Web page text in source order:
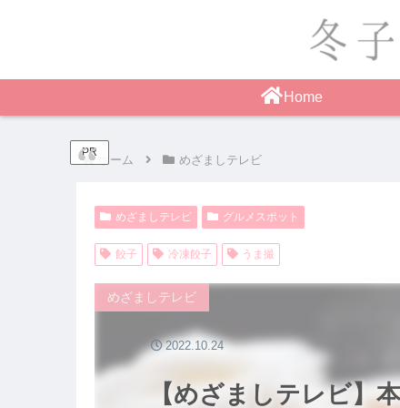
Home
PR
ホーム めざましテレビ
めざましテレビ グルメスポット
餃子 冷凍餃子 うま撮
【めざましテレビ】
めざましテレビ
2022.10.24